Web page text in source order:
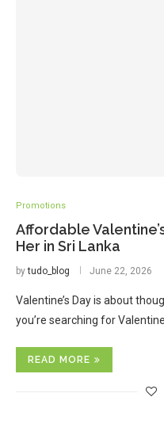
Promotions
Affordable
Her in Sri Lanka
bytudo_blog June 22, 2026
Valentine’s Day is about
you’re searching for
READ MORE